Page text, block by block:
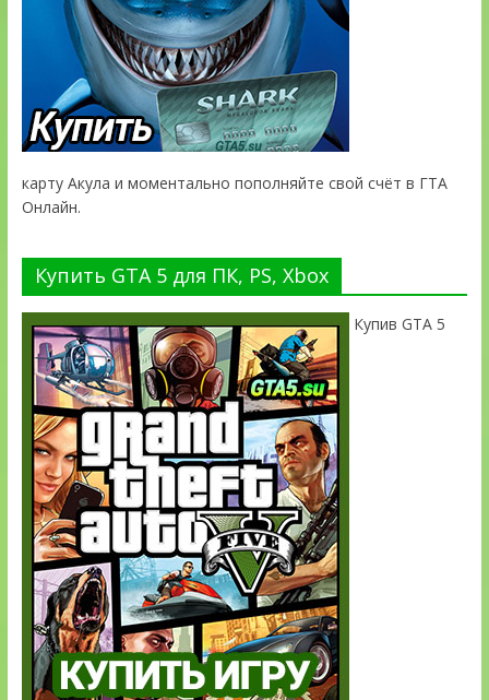
карту Акула и моментально пополняйте свой счёт в ГТА
Онлайн.
Купить GTA 5 для ПК, PS, Xbox
Купив GTA 5